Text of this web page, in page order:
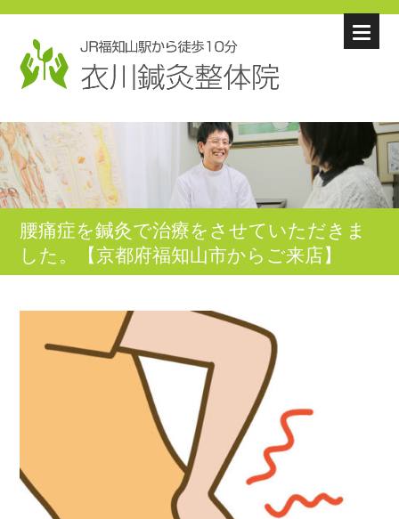
腰痛症を鍼灸で治療をさせていただきま
した。【京都府福知山市からご来店】